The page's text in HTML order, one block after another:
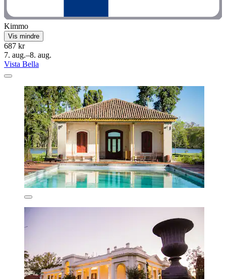
Kimmo
Vis mindre
687 kr
7. aug.–8. aug.
Vista Bella